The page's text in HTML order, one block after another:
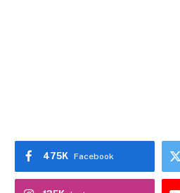
Facebook
475K